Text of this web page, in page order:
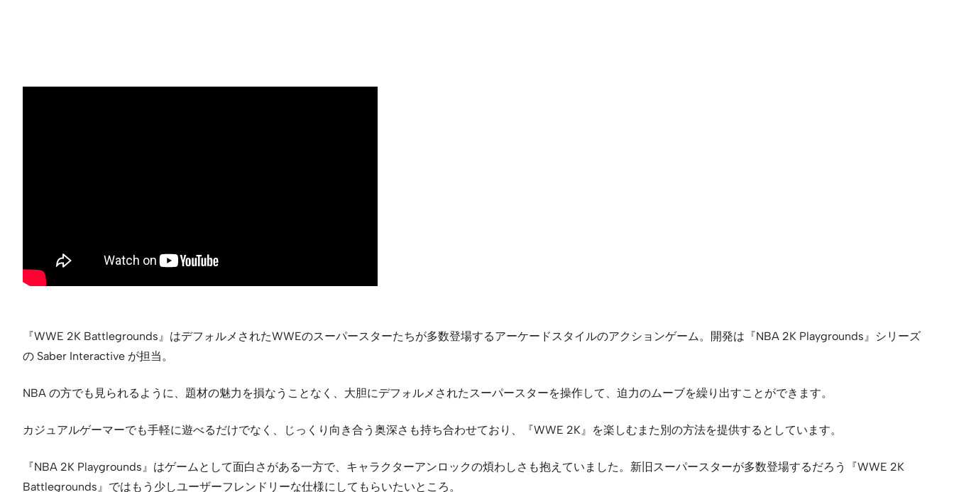
『WWE 2K Battlegrounds』はデフォルメされたWWEのスーパースターたちが多数登場するアーケードスタイルのアクションゲーム。開発は『NBA 2K Playgrounds』シリーズ
の Saber Interactive が担当。
NBA の方でも見られるように、題材の魅力を損なうことなく、大胆にデフォルメされたスーパースターを操作して、迫力のムーブを繰り出すことができます。
カジュアルゲーマーでも手軽に遊べるだけでなく、じっくり向き合う奥深さも持ち合わせており、『WWE 2K』を楽しむまた別の方法を提供するとしています。
『NBA 2K Playgrounds』はゲームとして面白さがある一方で、キャラクターアンロックの煩わしさも抱えていました。新旧スーパースターが多数登場するだろう『WWE 2K
Battlegrounds』ではもう少しユーザーフレンドリーな仕様にしてもらいたいところ。